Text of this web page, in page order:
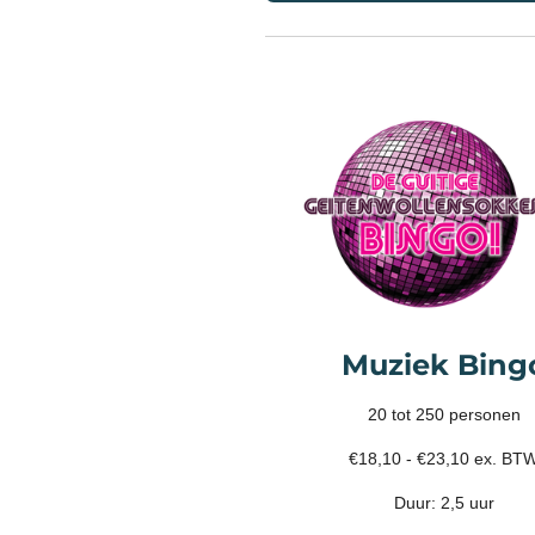
Muziek
20 tot 250 personen
€18,10 - €23,10 ex.
Duur: 2,5 uur